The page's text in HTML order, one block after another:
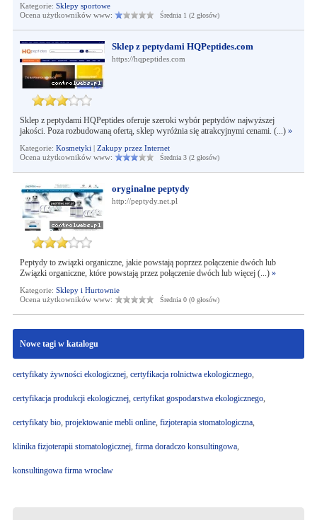
Kategorie: Sklepy sportowe
Ocena użytkowników www:
Średnia 1 (2 głosów)
Sklep z peptydami HQPeptides.com
https://hqpeptides.com
Sklep z peptydami HQPeptides oferuje szeroki wybór peptydów najwyższej
jakości. Poza rozbudowaną ofertą, sklep wyróżnia się atrakcyjnymi cenami. (...) »
Kategorie: Kosmetyki | Zakupy przez Internet
Ocena użytkowników www:
Średnia 3 (2 głosów)
oryginalne peptydy
http://peptydy.net.pl
Peptydy to związki organiczne, jakie powstają poprzez połączenie dwóch lub
Związki organiczne, które powstają przez połączenie dwóch lub więcej (...) »
Kategorie: Sklepy i Hurtownie
Ocena użytkowników www:
Średnia 0 (0 głosów)
Nowe tagi w katalogu
certyfikaty żywności ekologicznej, certyfikacja rolnictwa ekologicznego,
certyfikacja produkcji ekologicznej, certyfikat gospodarstwa ekologicznego,
certyfikaty bio, projektowanie mebli online, fizjoterapia stomatologiczna,
klinika fizjoterapii stomatologicznej, firma doradczo konsultingowa,
konsultingowa firma wrocław